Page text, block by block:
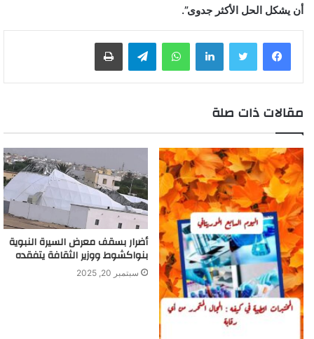
أن يشكل الحل الأكثر جدوى”.
لينكدإن واتساب
مقالات ذات صلة
أضرار بسقف معرض السيرة النبوية
بنواكشوط ووزير الثقافة يتفقده
سبتمبر 20, 2025